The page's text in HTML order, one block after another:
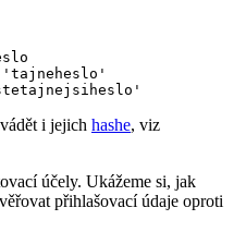
i jejich hashe, viz
účely. Ukážeme si, jak
přihlašovací údaje oproti